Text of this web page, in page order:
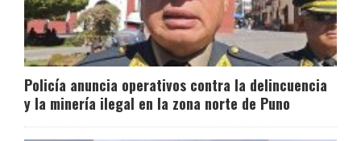
Policía anuncia operativos contra la delincuencia
y la minería ilegal en la zona norte de Puno